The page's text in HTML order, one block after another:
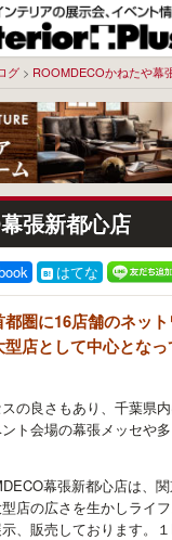
グ > ROOMDECOかねたや幕
張新都心店
はてな
圏に16店舗のネッ
店として中心とな
の良さもあり、千葉県
ト会場の幕張メッセや
幕張新都心店は、
店の広さを生かしライ
、販売しております。